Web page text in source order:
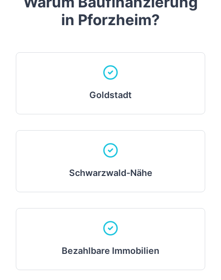
in Pforzheim?
Goldstadt
Schwarzwald-Nähe
Bezahlbare Immobilien